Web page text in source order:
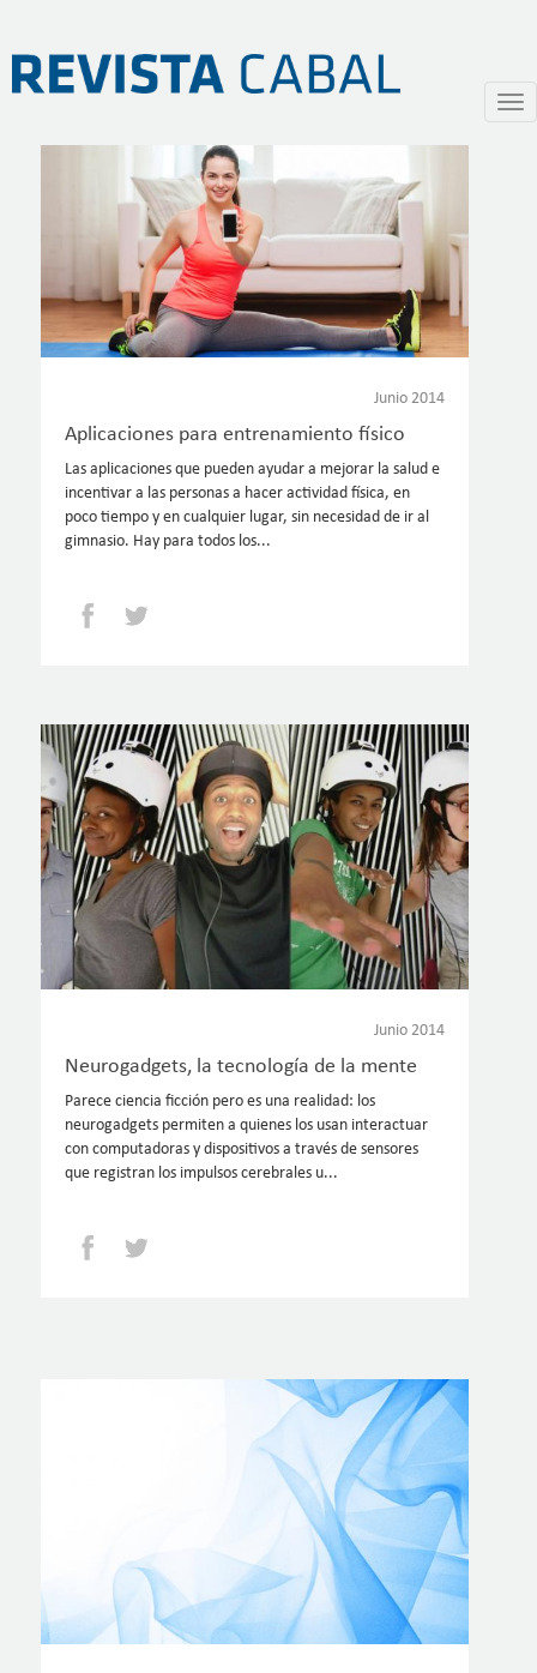
Pasar
contenido
Junio 2014
Aplicaciones para entrenamiento físico
Las aplicaciones que pueden ayudar a mejorar la salud e
incentivar a las personas a hacer actividad física, en
poco tiempo y en cualquier lugar, sin necesidad de ir al
gimnasio. Hay para todos los...
Facebook
Junio 2014
Neurogadgets, la tecnología de la mente
Parece ciencia ficción pero es una realidad: los
neurogadgets permiten a quienes los usan interactuar
con computadoras y dispositivos a través de sensores
que registran los impulsos cerebrales u...
Facebook